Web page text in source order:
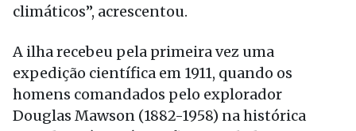
climáticos”, acrescentou.
A ilha recebeu pela primeira vez uma
expedição científica em 1911, quando os
homens comandados pelo explorador
Douglas Mawson (1882-1958) na histórica